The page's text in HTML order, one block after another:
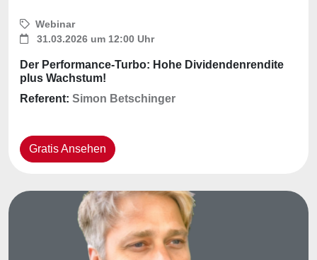
Webinar
31.03.2026 um 12:00 Uhr
Der Performance-Turbo: Hohe Dividendenrendite
plus Wachstum!
Referent: Simon Betschinger
Gratis Ansehen